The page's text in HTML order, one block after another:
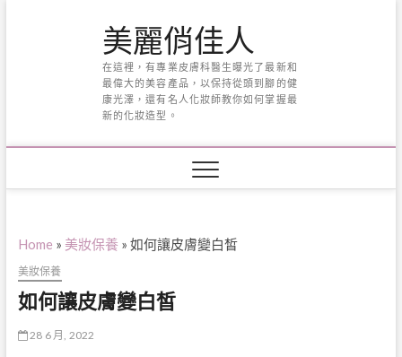
美麗俏佳人
在這裡，有專業皮膚科醫生曝光了最新和
最偉大的美容產品，以保持從頭到腳的健
康光澤，還有名人化妝師教你如何掌握最
新的化妝造型。
Home » 美妝保養 » 如何讓皮膚變白皙
美妝保養
如何讓皮膚變白皙
28 6 月, 2022